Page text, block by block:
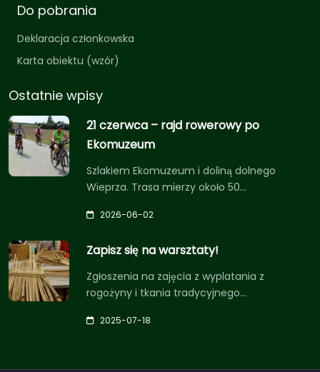
Do pobrania
Deklaracja członkowska
Karta obiektu (wzór)
Ostatnie wpisy
21 czerwca – rajd rowerowy po
Ekomuzeum
Szlakiem Ekomuzeum i doliną dolnego
Wieprza. Trasa mierzy około 50…
2026-06-02
Zapisz się na warsztaty!
Zgłoszenia na zajęcia z wyplatania z
rogożyny i tkania tradycyjnego…
2025-07-18